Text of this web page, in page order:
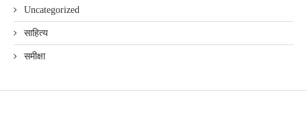
Uncategorized
साहित्य
समीक्षा